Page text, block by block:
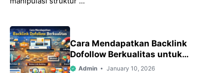
Cara Mendapatkan Backlink
Dofollow Berkualitas untuk
Meningkatkan SEO Website
Admin January 10, 2026